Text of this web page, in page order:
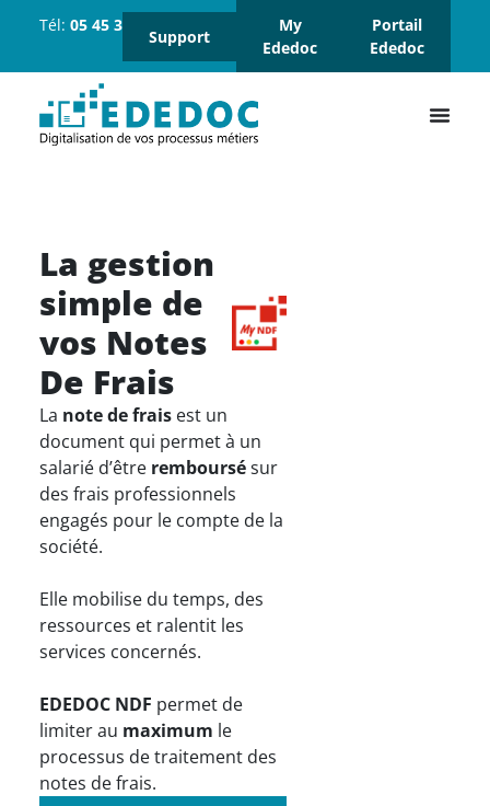
Tél: 05 45 37 18 18
nous :
Support
My
Ededoc
Portail
Ededoc
La gestion
simple de
vos Notes
De Frais
La note de fraisest un
document qui permet à un
salarié d’être remboursésur
des frais professionnels
engagés pour le compte de la
société.
Elle mobilise du temps, des
ressources et ralentit les
services concernés.
EDEDOC NDF permet de
limiter au maximum le
processus de traitement des
notes de frais.